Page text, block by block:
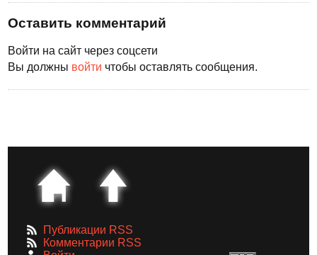
Оставить комментарий
Войти на сайт через соцсети
Вы должны войти чтобы оставлять сообщения.
Публикации RSS
Комментарии RSS